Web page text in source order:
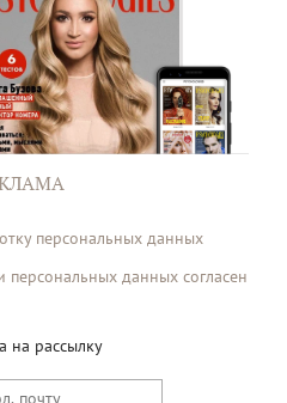
персональных данных
персональных данных согласен
на рассылку